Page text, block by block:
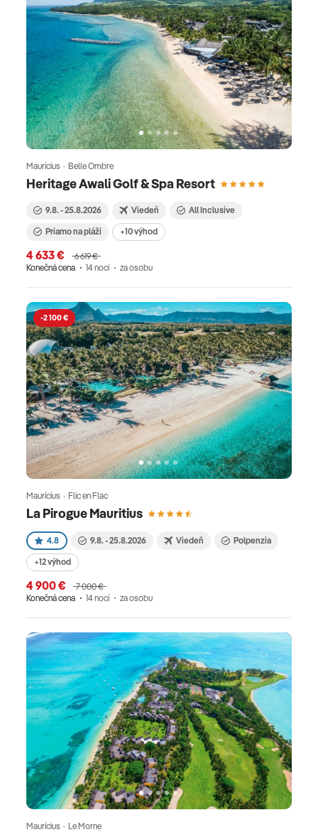
Heritage Awali Golf & Spa Resort
Maurícius · Belle Ombre
9.8. - 25.8.2026 Viedeň
All Inclusive
Priamo na pláži
+10 výhod
4 633 €
6 619 €
Konečná cena
14 nocí za osobu
-2 100 €
La Pirogue Mauritius
Maurícius · Flic en Flac
4.8 9.8. - 25.8.2026 Viedeň Polpenzia
+12 výhod
4 900 €
7 000 €
Konečná cena
14 nocí za osobu
Maurícius · Le Morne